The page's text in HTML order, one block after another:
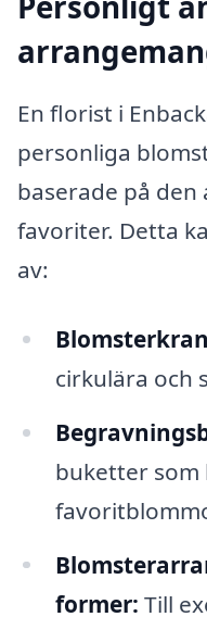
En florist i
personliga
baserade på
favoriter. Detta
av:
cirkulära och
buketter som
former: Till